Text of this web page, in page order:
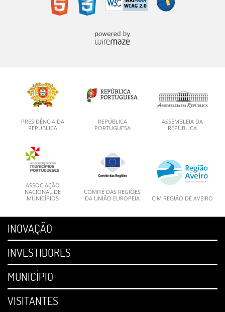
PRESIDÊNCIA DA
REPÚBLICA
REPÚBLICA
PORTUGUESA
ASSEMBLEIA DA
REPÚBLICA
ASSOCIAÇÃO
NACIONAL DE
MUNICÍPIOS
COMITÉ DAS REGIÕES
DA UNIÃO EUROPEIA
CIM REGIÃO DE AVEIRO
INOVAÇÃO
INVESTIDORES
MUNICÍPIO
VISITANTES